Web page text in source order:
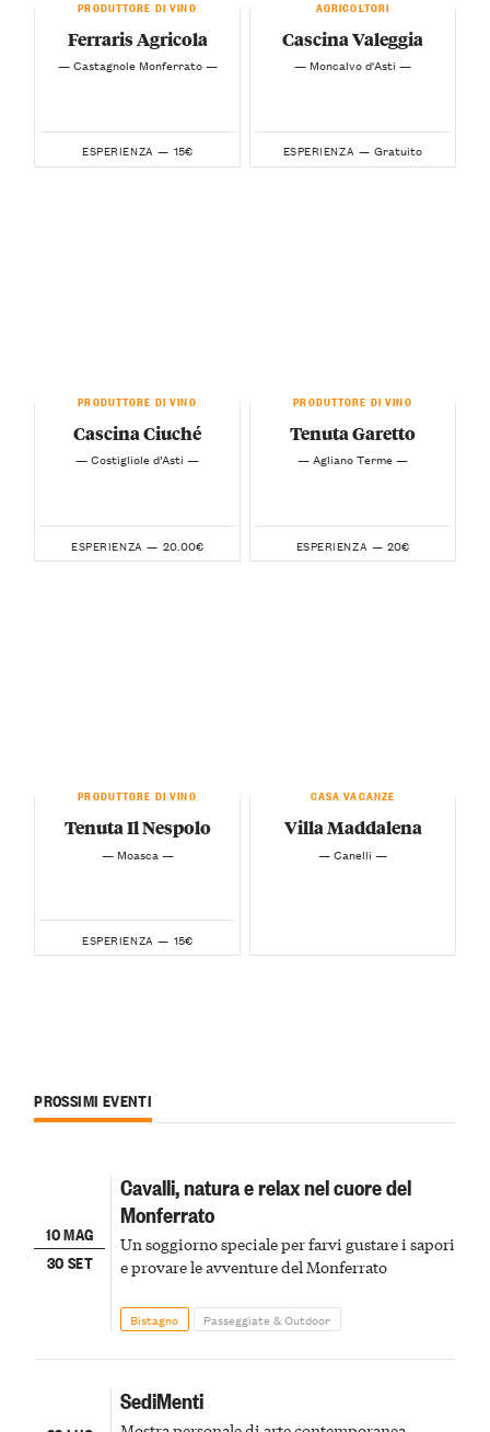
PRODUTTORE DI VINO
Ferraris Agricola
— Castagnole Monferrato —
ESPERIENZA — 15€
AGRICOLTORI
Cascina Valeggia
— Moncalvo d'Asti —
ESPERIENZA — Gratuito
PRODUTTORE DI VINO
Cascina Ciuché
— Costigliole d’Asti —
ESPERIENZA — 20.00€
PRODUTTORE DI VINO
Tenuta Garetto
— Agliano Terme —
ESPERIENZA — 20€
PRODUTTORE DI VINO
Tenuta Il Nespolo
— Moasca —
ESPERIENZA — 15€
CASA VACANZE
Villa Maddalena
— Canelli —
PROSSIMI EVENTI
10 MAG
30 SET
Cavalli, natura e relax nel cuore del
Monferrato
Un soggiorno speciale per farvi gustare i sapori
e provare le avventure del Monferrato
Bistagno Passeggiate & Outdoor
SediMenti